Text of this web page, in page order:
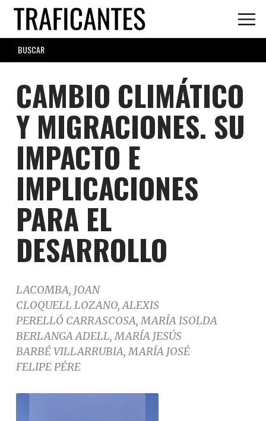
Skip
main
content
SEARCH
FORM
CAMBIO CLIMÁTICO
Y MIGRACIONES. SU
IMPACTO E
IMPLICACIONES
PARA EL
DESARROLLO
LACOMBA, JOAN
CLOQUELL LOZANO, ALEXIS
PERELLÓ CARRASCOSA, MARÍA ISOLDA
BERLANGA ADELL, MARÍA JESÚS
BARBÉ VILLARRUBIA, MARÍA JOSÉ
FELIPE PÉRE